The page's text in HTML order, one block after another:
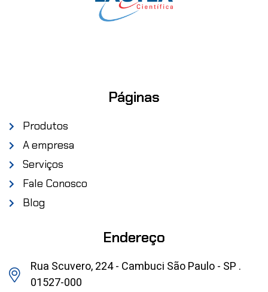
Páginas
Produtos
A empresa
Serviços
Fale Conosco
Blog
Endereço
Rua Scuvero, 224 - Cambuci São Paulo - SP .
01527-000